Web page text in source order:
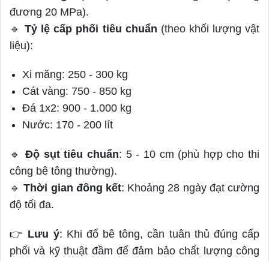
đương 20 MPa).
🔹Tỷ lệ cấp phối tiêu chuẩn (theo khối lượng vật
liệu):
Xi măng: 250 - 300 kg
Cát vàng: 750 - 850 kg
Đá 1x2: 900 - 1.000 kg
Nước: 170 - 200 lít
🔹Độ sụt tiêu chuẩn: 5 - 10 cm (phù hợp cho thi
công bê tông thường).
🔹Thời gian đông kết: Khoảng 28 ngày đạt cường
độ tối đa.
👉 Lưu ý: Khi đổ bê tông, cần tuân thủ đúng cấp
phối và kỹ thuật đầm để đảm bảo chất lượng công